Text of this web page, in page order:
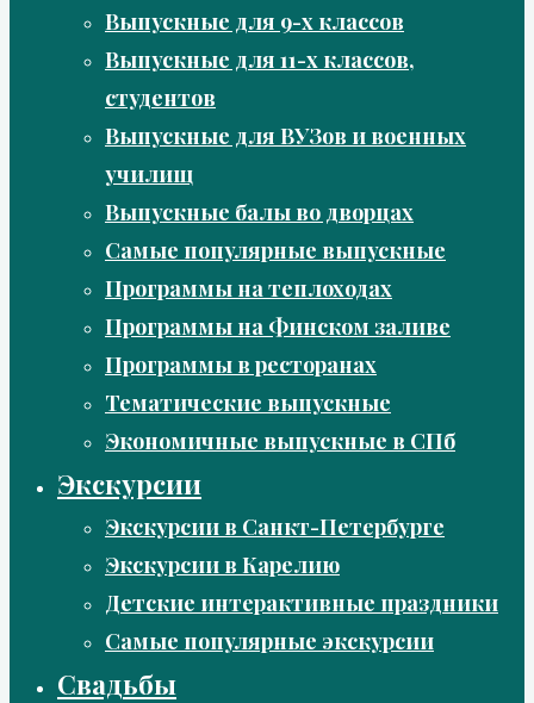
Выпускные для 9-х классов
Выпускные для 11-х классов,
студентов
Выпускные для ВУЗов и военных
училищ
Выпускные балы во дворцах
Самые популярные выпускные
Программы на теплоходах
Программы на Финском заливе
Программы в ресторанах
Тематические выпускные
Экономичные выпускные в СПб
Экскурсии
Экскурсии в Санкт-Петербурге
Экскурсии в Карелию
Детские интерактивные праздники
Самые популярные экскурсии
Свадьбы